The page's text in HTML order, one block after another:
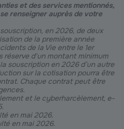
et des services mentionnés,
renseigner auprès de votre
en 2026, de deux
de la première année
de la Vie entre le 1er
réserve d'un montant minimum
souscription en 2026 d’un autre
sur la cotisation pourra être
Chaque contrat peut être
et le cyberharcèlement, e-
en mai 2026.
en mai 2026.